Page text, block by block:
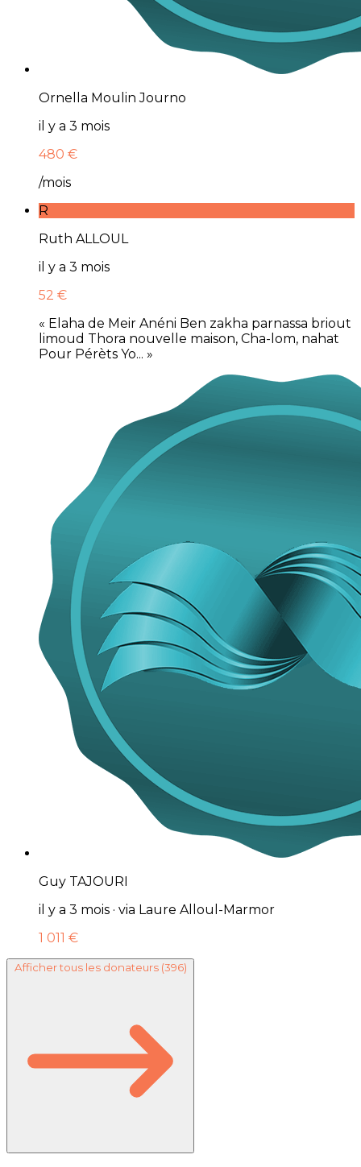
Ornella Moulin Journo
il y a 3 mois
480 €
/mois
R
Ruth ALLOUL
il y a 3 mois
52 €
« Elaha de Meir Anéni Ben zakha parnassa briout
limoud Thora nouvelle maison, Cha-lom, nahat
Pour Pérèts Yo... »
Guy TAJOURI
il y a 3 mois · via Laure Alloul-Marmor
1 011 €
Afficher tous les donateurs (396)